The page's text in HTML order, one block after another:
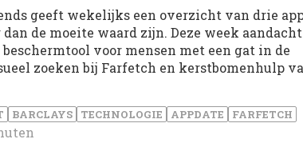
geeft wekelijks een overzicht van drie
dan de moeite waard zijn. Deze week aandacht
beschermtool voor mensen met een gat in de
zoeken bij Farfetch en kerstbomenhulp
BARCLAYS TECHNOLOGIE APPDATE FARFETCH